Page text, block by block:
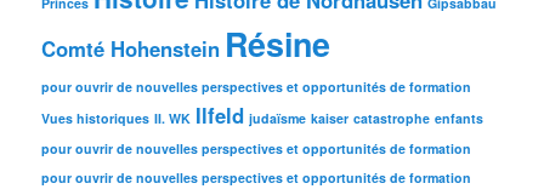
Comté Hohenstein Résine
pour ouvrir de nouvelles perspectives et opportunités de formation
Vues historiques II. WK Ilfeld judaïsme kaiser catastrophe enfants
pour ouvrir de nouvelles perspectives et opportunités de formation
pour ouvrir de nouvelles perspectives et opportunités de formation